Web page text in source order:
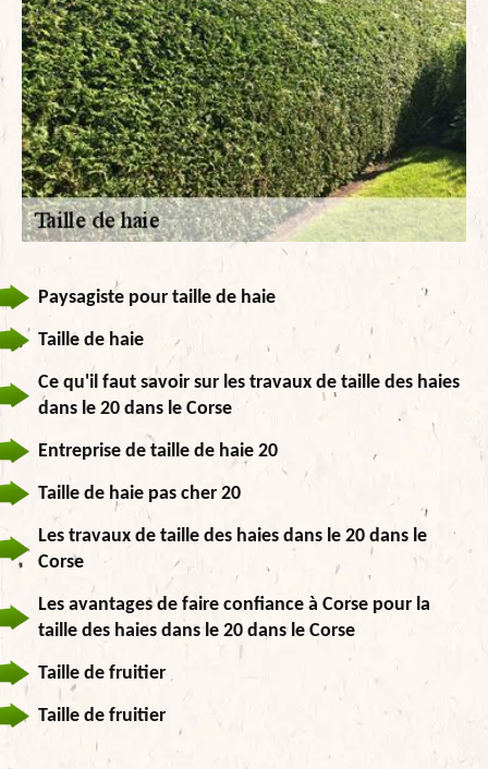
Paysagiste pour taille de haie
Taille de haie
Ce qu'il faut savoir sur les travaux de taille des haies
dans le 20 dans le Corse
Entreprise de taille de haie 20
Taille de haie pas cher 20
Les travaux de taille des haies dans le 20 dans le
Corse
Les avantages de faire confiance à Corse pour la
taille des haies dans le 20 dans le Corse
Taille de fruitier
Taille de fruitier